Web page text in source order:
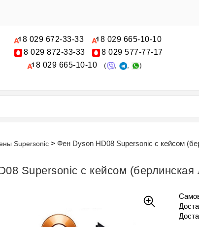
8 029 672-33-33 8 029 665-10-10
8 029 872-33-33 8 029 577-77-17
8 029 665-10-10 ( , , )
Supersonic Фен Dyson HD08 Supersonic с кейсом
Supersonic с кейсом